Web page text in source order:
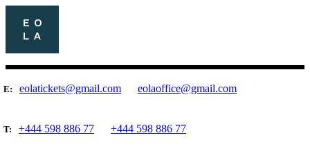
E: eolatickets@gmail.com eolaoffice@gmail.com
T: +444 598 886 77 +444 598 886 77